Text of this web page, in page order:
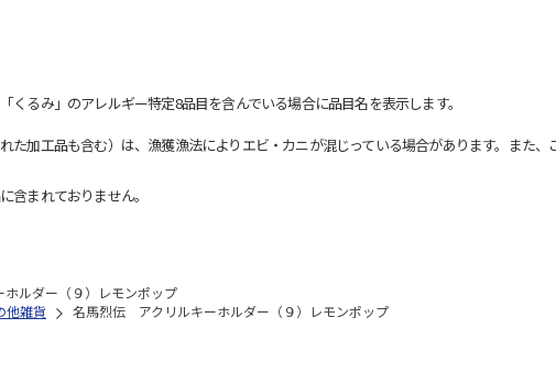
るみ」のアレルギー特定8品目を含んでいる場合に品目名を表示します。
加工品も含む）は、漁獲漁法によりエビ・カニが混じっている場合があります。また、
まれておりません。
ルダー（９）レモンポップ
他雑貨 名馬烈伝 アクリルキーホルダー（９）レモンポップ